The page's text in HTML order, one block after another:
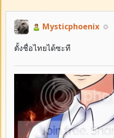
Mysticphoenix
ตั้งชื่อไทยได้ซะที